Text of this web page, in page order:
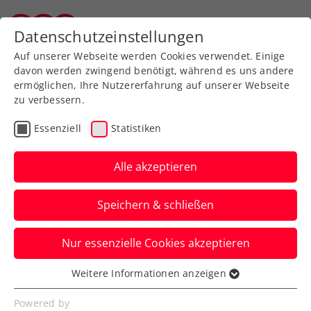
Zurück zur Newsübersicht
Davis Cup
2:0-Führung in Irland:
ÖTV-Herren im Davis Cup
nach Tag 1 auf Kurs
Nach Dominic Thiem gewinnt auch
Sebastian Ofner sein Einzel beim
Länderkampf in Limerick.
Verfasst von: Manuel Wachta, 03.02.2024
Datenschutzeinstellungen
Auf unserer Webseite werden Cookies verwendet. Einige
davon werden zwingend benötigt, während es uns andere
ermöglichen, Ihre Nutzererfahrung auf unserer Webseite
zu verbessern.
Essenziell Statistiken
Alle akzeptieren
Speichern & schließen
Nur essenzielle Cookies akzeptieren
Essenziell
Essenzielle Cookies werden für grundlegende
Weitere Informationen anzeigen
Powered by